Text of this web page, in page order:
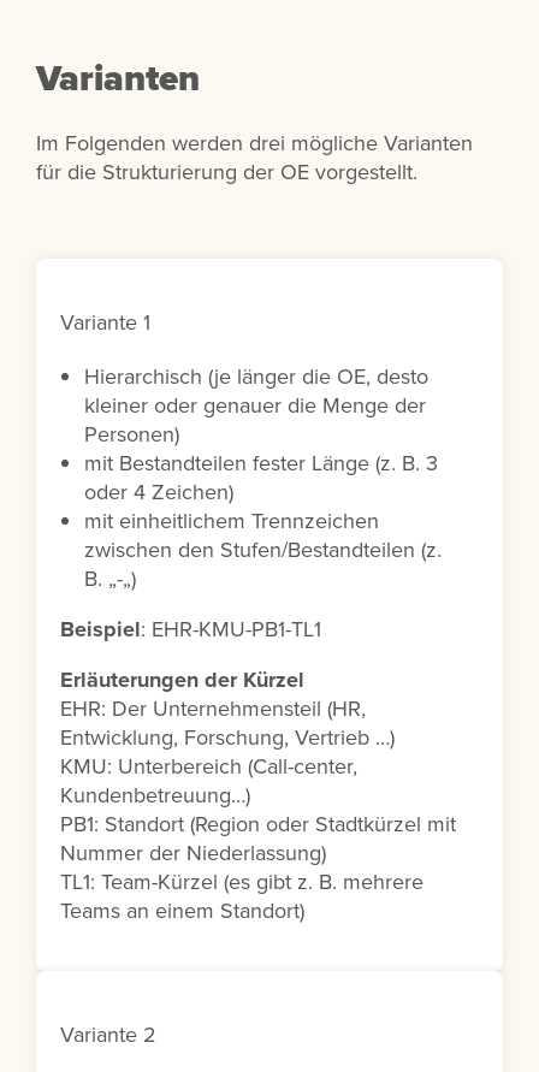
Varianten
Im Folgenden werden drei mögliche Varianten
für die Strukturierung der OE vorgestellt.
Variante 1
Hierarchisch (je länger die OE, desto
kleiner oder genauer die Menge der
Personen)
mit Bestandteilen fester Länge (z. B. 3
oder 4 Zeichen)
mit einheitlichem Trennzeichen
zwischen den Stufen/Bestandteilen (z.
B. „-„)
Beispiel: EHR-KMU-PB1-TL1
Erläuterungen der Kürzel
EHR: Der Unternehmensteil (HR,
Entwicklung, Forschung, Vertrieb …)
KMU: Unterbereich (Call-center,
Kundenbetreuung…)
PB1: Standort (Region oder Stadtkürzel mit
Nummer der Niederlassung)
TL1: Team-Kürzel (es gibt z. B. mehrere
Teams an einem Standort)
Variante 2